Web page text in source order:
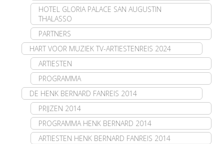
HOTEL GLORIA PALACE SAN AUGUSTIN
THALASSO
PARTNERS
HART VOOR MUZIEK TV-ARTIESTENREIS 2024
ARTIESTEN
PROGRAMMA
DE HENK BERNARD FANREIS 2014
PRIJZEN 2014
PROGRAMMA HENK BERNARD 2014
ARTIESTEN HENK BERNARD FANREIS 2014